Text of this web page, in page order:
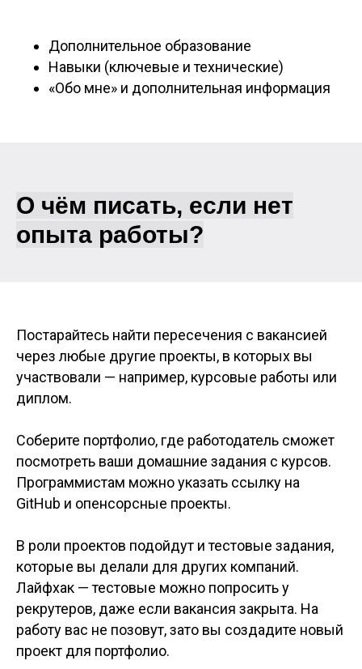
Дополнительное образование
Навыки (ключевые и технические)
«Обо мне» и дополнительная информация
О чём писать, если нет
опыта работы?
Постарайтесь найти пересечения с вакансией
через любые другие проекты, в которых вы
участвовали — например, курсовые работы или
диплом.
Соберите портфолио, где работодатель сможет
посмотреть ваши домашние задания с курсов.
Программистам можно указать ссылку на
GitHub и опенсорсные проекты.
В роли проектов подойдут и тестовые задания,
которые вы делали для других компаний.
Лайфхак — тестовые можно попросить у
рекрутеров, даже если вакансия закрыта. На
работу вас не позовут, зато вы создадите новый
проект для портфолио.